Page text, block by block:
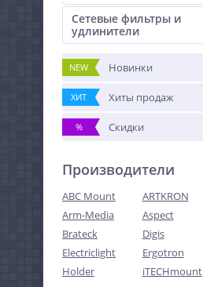
Сетевые фильтры и
удлинители
NEW Новинки
ХИТ Хиты продаж
% Скидки
Производители
ABC Mount
ARTKRON
Arm-Media
Aspect
Brateck
Digis
Electriclight
Ergotron
Holder
iTECHmount